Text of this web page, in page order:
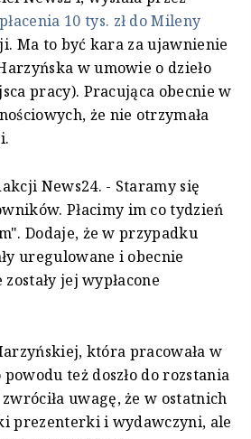
10 tys. zł do Mileny
Ma to być kara za ujawnienie
w umowie o dzieło
pracy). Pracująca obecnie w
że nie otrzymała
News24. - Staramy się
Płacimy im co tydzień
Dodaje, że w przypadku
uregulowane i obecnie
jej wypłacone
która pracowała w
też doszło do rozstania
uwagę, że w ostatnich
prezenterki i wydawczyni, ale